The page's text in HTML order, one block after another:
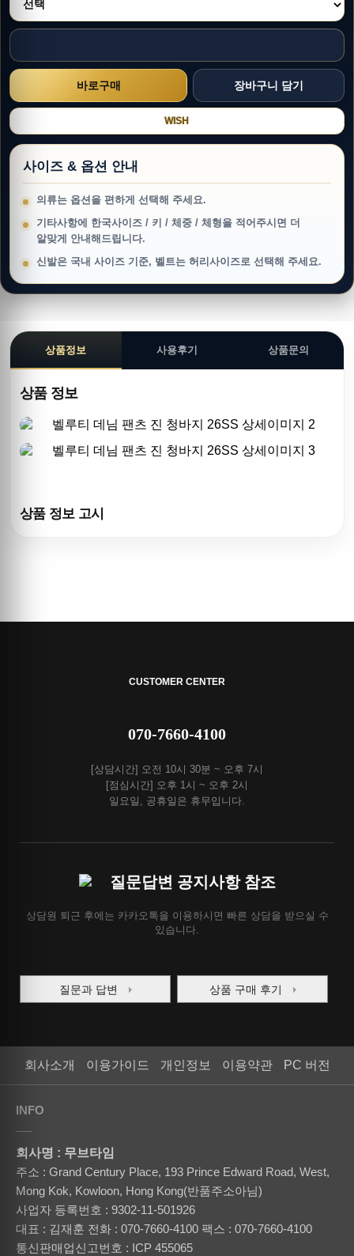
WISH
사이즈 & 옵션 안내
의류는 옵션을 편하게 선택해 주세요.
기타사항에 한국사이즈 / 키 / 체중 / 체형을 적어주시면 더
알맞게 안내해드립니다.
신발은 국내 사이즈 기준, 벨트는 허리사이즈로 선택해 주세요.
상품정보 사용후기 상품문의
상품 정보
상품 정보 고시
CUSTOMER CENTER
070-7660-4100
[상담시간] 오전 10시 30분 ~ 오후 7시
[점심시간] 오후 1시 ~ 오후 2시
일요일, 공휴일은 휴무입니다.
질문답변 공지사항 참조
상담원 퇴근 후에는 카카오톡을 이용하시면 빠른 상담을 받으실 수
있습니다.
질문과 답변 상품 구매 후기
회사소개 이용가이드 개인정보 이용약관 PC 버전
INFO
회사명 : 무브타임
주소 : Grand Century Place, 193 Prince Edward Road, West,
Mong Kok, Kowloon, Hong Kong(반품주소아님)
사업자 등록번호 : 9302-11-501926
대표 : 김재훈 전화 : 070-7660-4100 팩스 : 070-7660-4100
통신판매업신고번호 : ICP 455065